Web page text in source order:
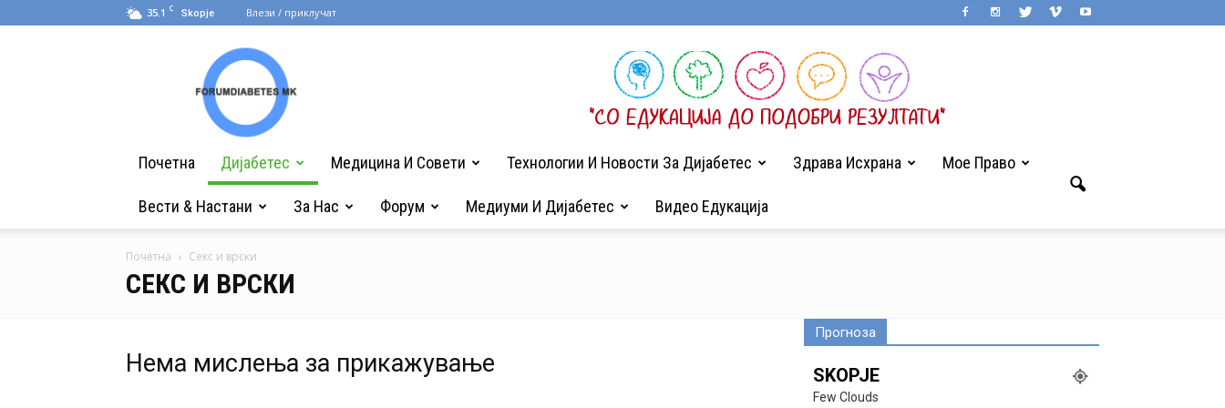
35.1 C Skopje Влези / приклучат
forumdiabetes-
mk.com
Почетна Дијабетес Медицина И Совети Технологии И Новости За Дијабетес Здрава Исхрана Мое Право
Вести & Настани За Нас Форум Медиуми И Дијабетес Видео Едукација
Почетна Секс и врски
СЕКС И ВРСКИ
Нема мислења за прикажување
Прогноза
SKOPJE
Few Clouds